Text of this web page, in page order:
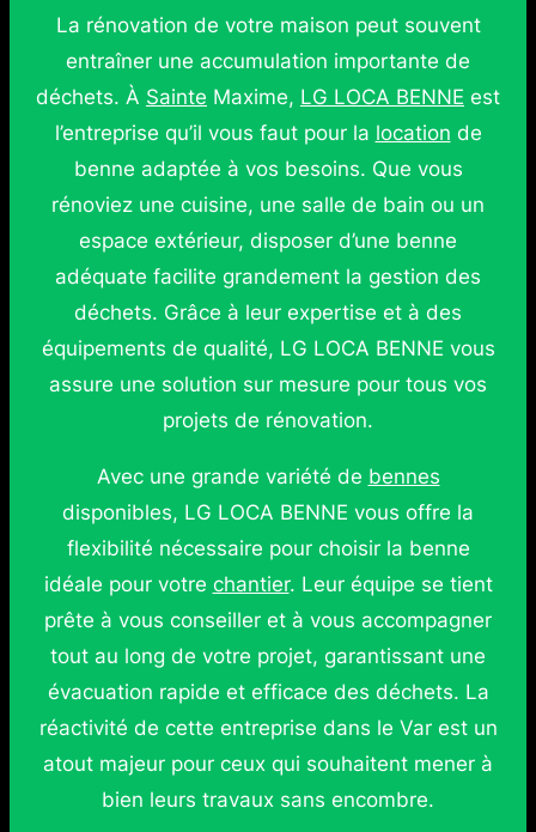
La rénovation de votre maison peut souvent
entraîner une accumulation importante de
déchets. À Sainte Maxime, LG LOCA BENNE est
l’entreprise qu’il vous faut pour la location de
benne adaptée à vos besoins. Que vous
rénoviez une cuisine, une salle de bain ou un
espace extérieur, disposer d’une benne
adéquate facilite grandement la gestion des
déchets. Grâce à leur expertise et à des
équipements de qualité, LG LOCA BENNE vous
assure une solution sur mesure pour tous vos
projets de rénovation.
Avec une grande variété de bennes
disponibles, LG LOCA BENNE vous offre la
flexibilité nécessaire pour choisir la benne
idéale pour votre chantier. Leur équipe se tient
prête à vous conseiller et à vous accompagner
tout au long de votre projet, garantissant une
évacuation rapide et efficace des déchets. La
réactivité de cette entreprise dans le Var est un
atout majeur pour ceux qui souhaitent mener à
bien leurs travaux sans encombre.